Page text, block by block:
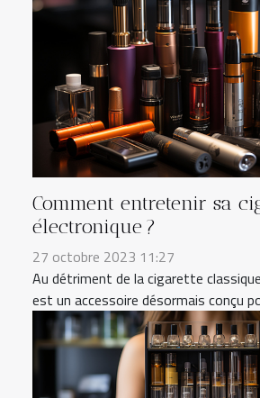
Comment entretenir sa
électronique ?
27 octobre 2023 11:27
Au détriment de la cigarette
est un accessoire désormais conçu